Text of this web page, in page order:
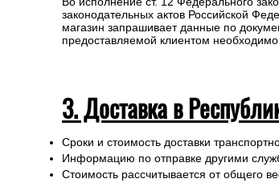
законодательных актов Российской
магазин запрашивает данные по
предоставляемой клиентом
3. Доставка в
Сроки и стоимость доставки
Информацию по отправке другими
Стоимость рассчитывается от общего